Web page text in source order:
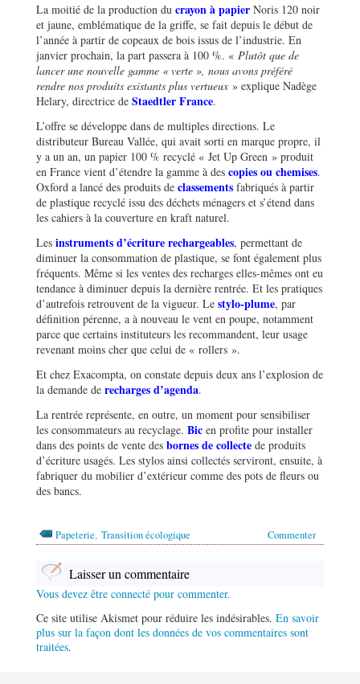
La moitié de la production du crayon à papier Noris 120 noir
et jaune, emblématique de la griffe, se fait depuis le début de
l’année à partir de copeaux de bois issus de l’industrie. En
janvier prochain, la part passera à 100 %. « Plutôt que de
lancer une nouvelle gamme « verte », nous avons préféré
rendre nos produits existants plus vertueux » explique Nadège
Helary, directrice de Staedtler France.
L’offre se développe dans de multiples directions. Le
distributeur Bureau Vallée, qui avait sorti en marque propre, il
y a un an, un papier 100 % recyclé « Jet Up Green » produit
en France vient d’étendre la gamme à des copies ou chemises.
Oxford a lancé des produits de classements fabriqués à partir
de plastique recyclé issu des déchets ménagers et s’étend dans
les cahiers à la couverture en kraft naturel.
Les instruments d’écriture rechargeables, permettant de
diminuer la consommation de plastique, se font également plus
fréquents. Même si les ventes des recharges elles-mêmes ont eu
tendance à diminuer depuis la dernière rentrée. Et les pratiques
d’autrefois retrouvent de la vigueur. Le stylo-plume, par
définition pérenne, a à nouveau le vent en poupe, notamment
parce que certains instituteurs les recommandent, leur usage
revenant moins cher que celui de « rollers ».
Et chez Exacompta, on constate depuis deux ans l’explosion de
la demande de recharges d’agenda.
La rentrée représente, en outre, un moment pour sensibiliser
les consommateurs au recyclage. Bic en profite pour installer
dans des points de vente des bornes de collecte de produits
d’écriture usagés. Les stylos ainsi collectés serviront, ensuite, à
fabriquer du mobilier d’extérieur comme des pots de fleurs ou
des bancs.
Commenter
Papeterie, Transition écologique
Laisser un commentaire
Vous devez être connecté pour commenter.
Ce site utilise Akismet pour réduire les indésirables. En savoir
plus sur la façon dont les données de vos commentaires sont
traitées.